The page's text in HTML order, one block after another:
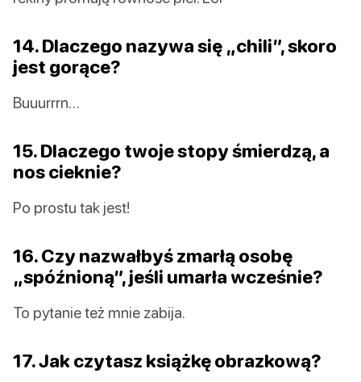
14. Dlaczego nazywa się „chili”, skoro
jest gorące?
Buuurrrn…
15. Dlaczego twoje stopy śmierdzą, a
nos cieknie?
Po prostu tak jest!
16. Czy nazwałbyś zmarłą osobę
„spóźnioną”, jeśli umarła wcześnie?
To pytanie też mnie zabija.
17. Jak czytasz książkę obrazkową?